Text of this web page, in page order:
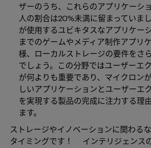
ザーのうち、これらのアプリケーシ
人の割合は20%未満に留まっていま
が使用するユビキタスなアプリケー
までのゲームやメディア制作アプリ
様、ローカルストレージの要件をさ
でしょう。この分野ではユーザーエ
が何よりも重要であり、マイクロン
しいアプリケーションとユーザーエ
を実現する製品の完成に注力する理
ます。
ストレージやイノベーションに関わる
タイミングです！ インテリジェンス